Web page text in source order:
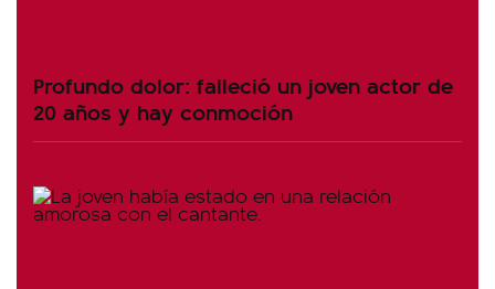
Profundo dolor: falleció un joven actor de
20 años y hay conmoción